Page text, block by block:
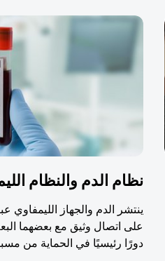
نظام الدم والنظام
ينتشر الدم والجهاز الليمفاوي
على اتصال وثيق مع بعضهما
دورًا رئيسيًا في الحماية من